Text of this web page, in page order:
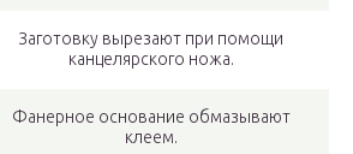
Заготовку вырезают при помощи
канцелярского ножа.
Фанерное основание обмазывают
клеем.